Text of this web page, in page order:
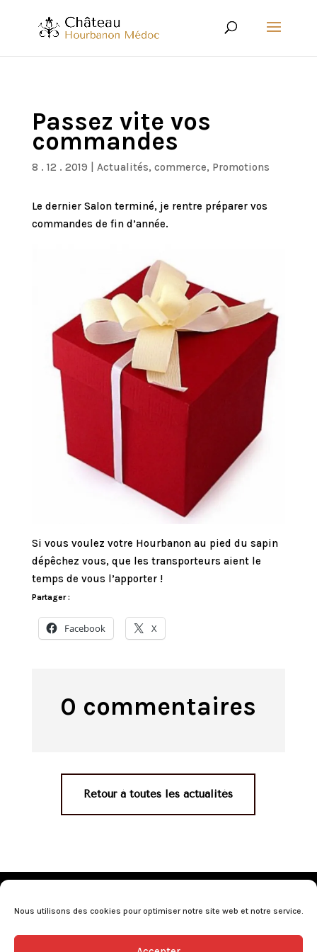
Nous utilisons des cookies pour optimiser notre site web et notre service.
Passez vite vos
commandes
8 . 12 . 2019 Actualités, commerce, Promotions
Le dernier Salon terminé, je rentre préparer vos
commandes de fin d’année.
Si vous voulez votre Hourbanon au pied du sapin
dépêchez vous, que les transporteurs aient le
temps de vous l’apporter !
Partager :
Facebook X
0 commentaires
Retour à toutes les actualités
Conditions générales de vente•Nos revendeurs•